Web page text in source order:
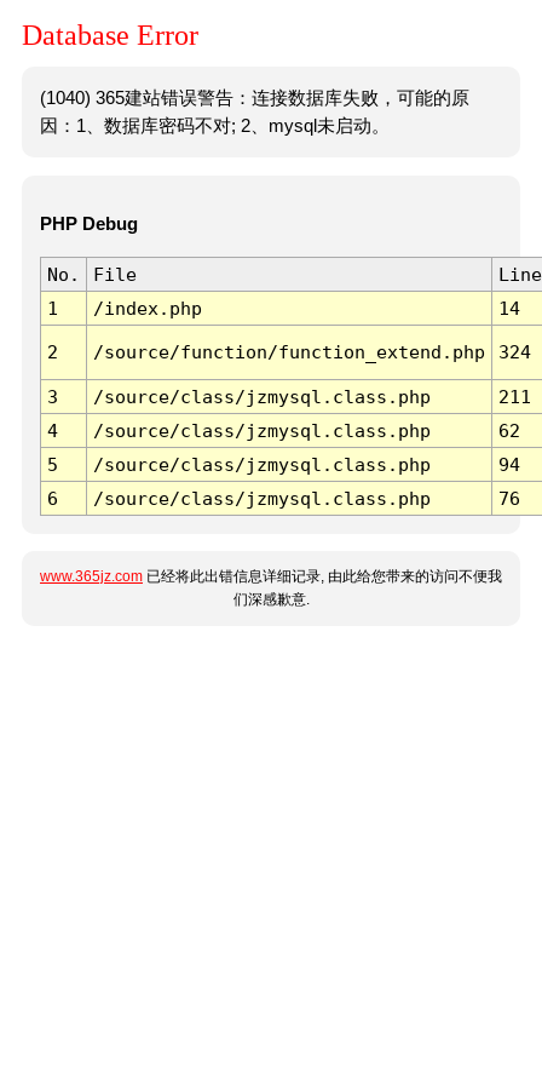
Database Error
(1040) 365建站错误警告：连接数据库失败，可能的原
因：1、数据库密码不对; 2、mysql未启动。
PHP Debug
No. File
Line
1
/index.php 14
2 /source/function/function_extend.php 324
3 /source/class/jzmysql.class.php
211
4
/source/class/jzmysql.class.php
62
5
/source/class/jzmysql.class.php
94
6
/source/class/jzmysql.class.php 76
www.365jz.com 已经将此出错信息详细记录, 由此给您带来的访问不便我
们深感歉意.